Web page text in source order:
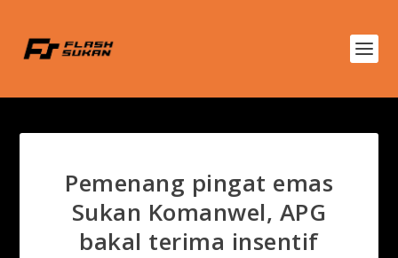
Pemenang pingat emas
Sukan Komanwel, APG
bakal terima insentif